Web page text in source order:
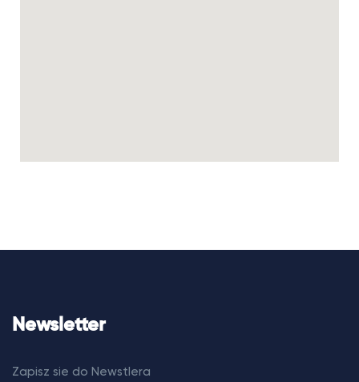
Newsletter
Zapisz sie do Newstlera